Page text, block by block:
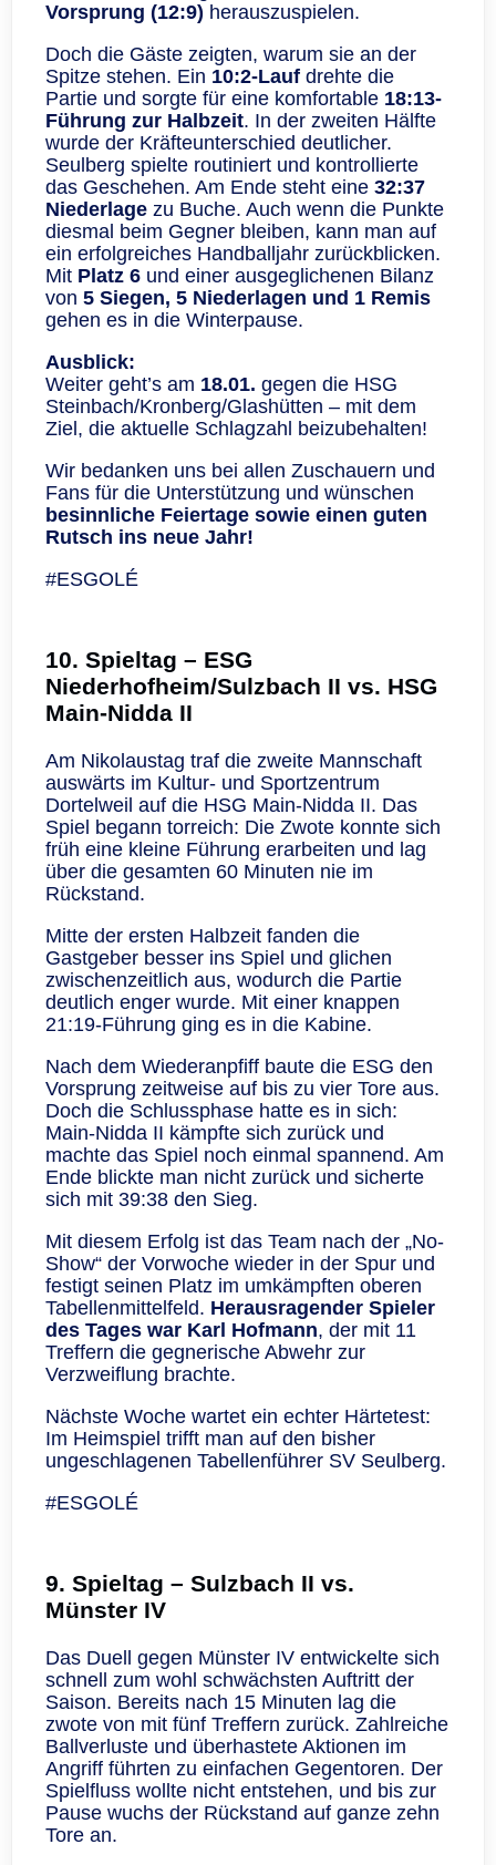
Vorsprung (12:9) herauszuspielen.
Doch die Gäste zeigten, warum sie an der
Spitze stehen. Ein 10:2-Lauf drehte die
Partie und sorgte für eine komfortable 18:13-
Führung zur Halbzeit. In der zweiten Hälfte
wurde der Kräfteunterschied deutlicher.
Seulberg spielte routiniert und kontrollierte
das Geschehen. Am Ende steht eine 32:37
Niederlage zu Buche. Auch wenn die Punkte
diesmal beim Gegner bleiben, kann man auf
ein erfolgreiches Handballjahr zurückblicken.
Mit Platz 6 und einer ausgeglichenen Bilanz
von 5 Siegen, 5 Niederlagen und 1 Remis
gehen es in die Winterpause.
Ausblick:
Weiter geht’s am 18.01. gegen die HSG
Steinbach/Kronberg/Glashütten – mit dem
Ziel, die aktuelle Schlagzahl beizubehalten!
Wir bedanken uns bei allen Zuschauern und
Fans für die Unterstützung und wünschen
besinnliche Feiertage sowie einen guten
Rutsch ins neue Jahr!
#ESGOLÉ
10. Spieltag – ESG
Niederhofheim/Sulzbach II vs. HSG
Main-Nidda II
Am Nikolaustag traf die zweite Mannschaft
auswärts im Kultur- und Sportzentrum
Dortelweil auf die HSG Main-Nidda II. Das
Spiel begann torreich: Die Zwote konnte sich
früh eine kleine Führung erarbeiten und lag
über die gesamten 60 Minuten nie im
Rückstand.
Mitte der ersten Halbzeit fanden die
Gastgeber besser ins Spiel und glichen
zwischenzeitlich aus, wodurch die Partie
deutlich enger wurde. Mit einer knappen
21:19-Führung ging es in die Kabine.
Nach dem Wiederanpfiff baute die ESG den
Vorsprung zeitweise auf bis zu vier Tore aus.
Doch die Schlussphase hatte es in sich:
Main-Nidda II kämpfte sich zurück und
machte das Spiel noch einmal spannend. Am
Ende blickte man nicht zurück und sicherte
sich mit 39:38 den Sieg.
Mit diesem Erfolg ist das Team nach der „No-
Show“ der Vorwoche wieder in der Spur und
festigt seinen Platz im umkämpften oberen
Tabellenmittelfeld. Herausragender Spieler
des Tages war Karl Hofmann, der mit 11
Treffern die gegnerische Abwehr zur
Verzweiflung brachte.
Nächste Woche wartet ein echter Härtetest:
Im Heimspiel trifft man auf den bisher
ungeschlagenen Tabellenführer SV Seulberg.
#ESGOLÉ
9. Spieltag – Sulzbach II vs.
Münster IV
Das Duell gegen Münster IV entwickelte sich
schnell zum wohl schwächsten Auftritt der
Saison. Bereits nach 15 Minuten lag die
zwote von mit fünf Treffern zurück. Zahlreiche
Ballverluste und überhastete Aktionen im
Angriff führten zu einfachen Gegentoren. Der
Spielfluss wollte nicht entstehen, und bis zur
Pause wuchs der Rückstand auf ganze zehn
Tore an.